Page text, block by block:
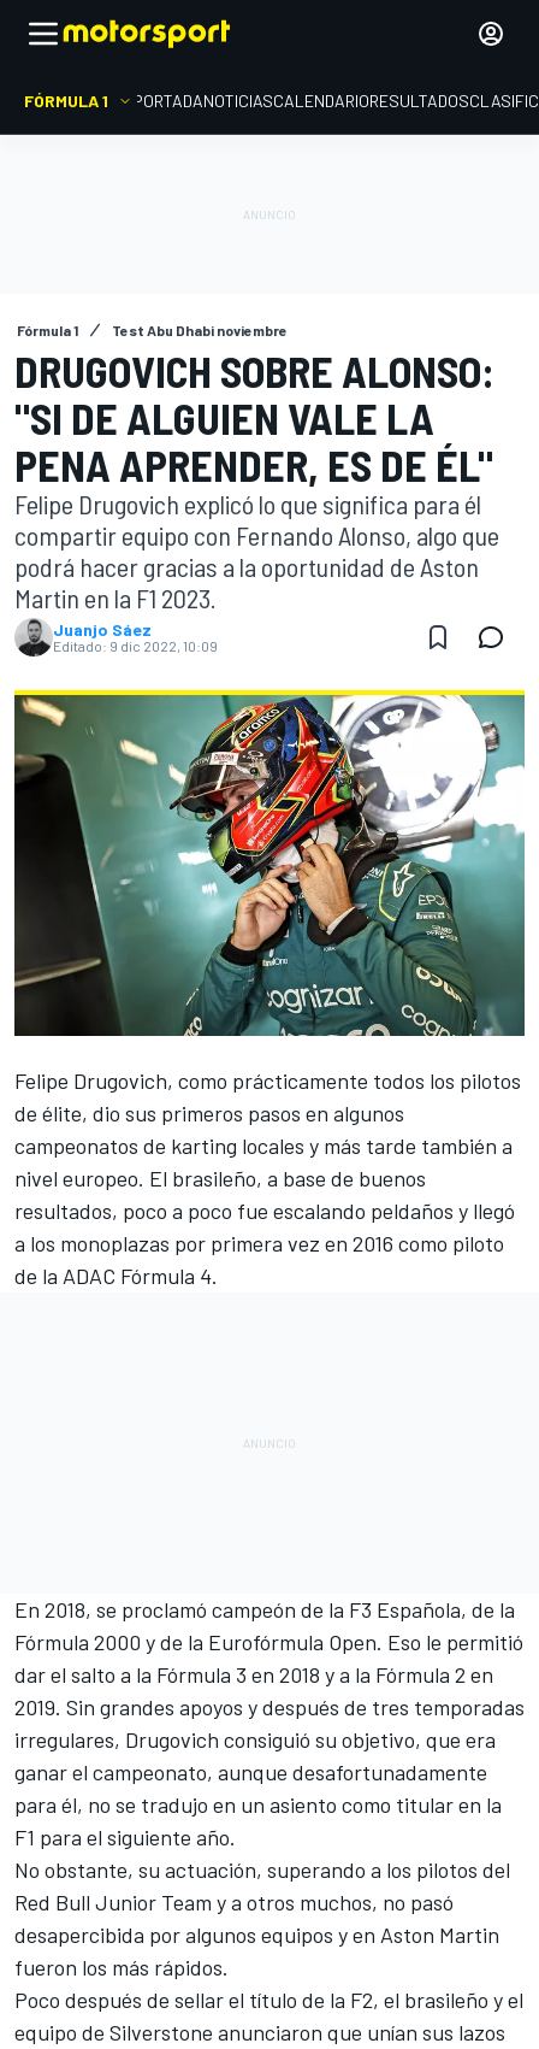
FÓRMULA 1 PORTADANOTICIASCALENDARIORESULTADOS
Fórmula 1 Test Abu Dhabi noviembre
DRUGOVICH SOBRE ALONSO:
"SI DE ALGUIEN VALE LA
PENA APRENDER, ES DE ÉL"
Felipe Drugovich explicó lo que significa para él
compartir equipo con Fernando Alonso, algo que
podrá hacer gracias a la oportunidad de Aston
Martin en la F1 2023.
Juanjo Sáez
Editado: 9 dic 2022, 10:09
Felipe Drugovich, como prácticamente todos los pilotos
de élite, dio sus primeros pasos en algunos
campeonatos de karting locales y más tarde también a
nivel europeo. El brasileño, a base de buenos
resultados, poco a poco fue escalando peldaños y llegó
a los monoplazas por primera vez en 2016 como piloto
de la ADAC Fórmula 4.
En 2018, se proclamó campeón de la F3 Española, de la
Fórmula 2000 y de la Eurofórmula Open. Eso le permitió
dar el salto a la Fórmula 3 en 2018 y a la Fórmula 2 en
2019. Sin grandes apoyos y después de tres temporadas
irregulares, Drugovich consiguió su objetivo, que era
ganar el campeonato, aunque desafortunadamente
para él, no se tradujo en un asiento como titular en la
F1 para el siguiente año.
No obstante, su actuación, superando a los pilotos del
Red Bull Junior Team y a otros muchos, no pasó
desapercibida por algunos equipos y en Aston Martin
fueron los más rápidos.
Poco después de sellar el título de la F2, el brasileño y el
equipo de Silverstone anunciaron que unían sus lazos